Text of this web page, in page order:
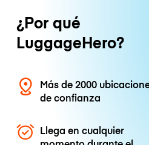
¿Por qué
LuggageHero?
Más de 2000
de confianza
Llega en cualquier